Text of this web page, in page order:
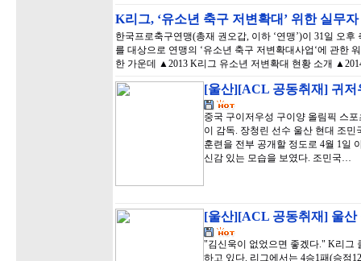
K리그, ‘유소년 축구 저변확대’ 위한 실무
한국프로축구연맹(총재 권오갑, 이하 ‘연맹’)이 31일 오
를 대상으로 연맹의 ‘유소년 축구 저변확대사업‘에 관한
한 가운데 ▲2013 K리그 유소년 저변확대 현황 소개
[울산][ACL 공동취재] 귀
중국 구이저우성 구이양 올림픽 스
이 감독. 장청린 선수 울산 현대 조
훈련을 전부 공개할 정도로 4월 1일
신감 있는 모습을 보였다. 조민국…
[울산][ACL 공동취재] 울
"김신욱이 없었으면 좋겠다." K리그
하고 있다. 리그에서는 4승1패(승점